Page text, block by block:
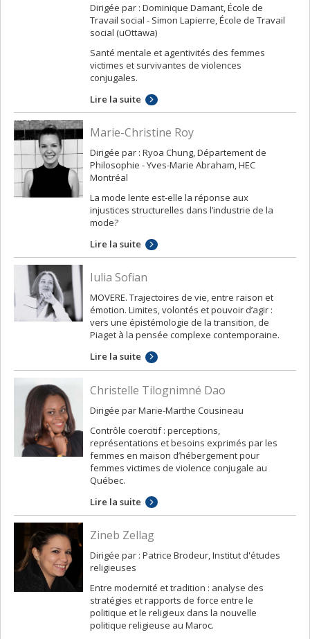
Dirigée par : Dominique Damant, École de
Travail social - Simon Lapierre, École de Travail
social (uOttawa)
Santé mentale et agentivités des femmes
victimes et survivantes de violences
conjugales.
Lire la suite
Marie-Christine Roy
Dirigée par : Ryoa Chung, Département de
Philosophie - Yves-Marie Abraham, HEC
Montréal
La mode lente est-elle la réponse aux
injustices structurelles dans l’industrie de la
mode?
Lire la suite
Iulia Sofian
MOVERE. Trajectoires de vie, entre raison et
émotion. Limites, volontés et pouvoir d’agir :
vers une épistémologie de la transition, de
Piaget à la pensée complexe contemporaine.
Lire la suite
Christelle Tilognimné Dao
Dirigée par Marie-Marthe Cousineau
Contrôle coercitif : perceptions,
représentations et besoins exprimés par les
femmes en maison d’hébergement pour
femmes victimes de violence conjugale au
Québec.
Lire la suite
Zineb Zellag
Dirigée par : Patrice Brodeur, Institut d'études
religieuses
Entre modernité et tradition : analyse des
stratégies et rapports de force entre le
politique et le religieux dans la nouvelle
politique religieuse au Maroc.